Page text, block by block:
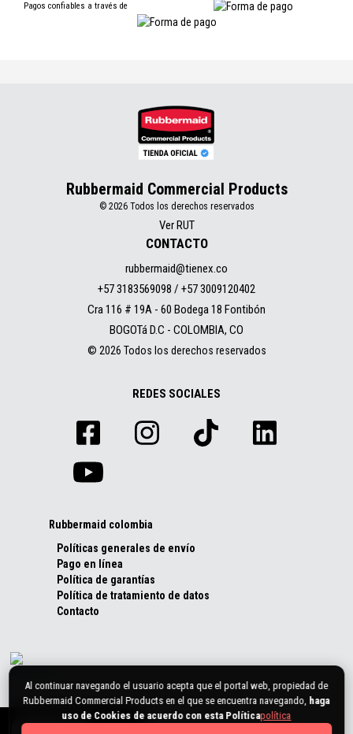
Pagos confiables a través de
Rubbermaid Commercial Products
© 2026 Todos los derechos reservados
Ver RUT
CONTACTO
rubbermaid@tienex.co
+57 3183569098 / +57 3009120402
Cra 116 # 19A - 60 Bodega 18 Fontibón
BOGOTá D.C - COLOMBIA, CO
© 2026 Todos los derechos reservados
REDES SOCIALES
Rubbermaid colombia
Políticas generales de envío
Pago en línea
Política de garantías
Política de tratamiento de datos
Contacto
Al continuar navegando el usuario acepta que el portal web, propiedad de
Rubbermaid Commercial Products en el que se encuentra navegando, haga
uso de Cookies de acuerdo con esta Políticapolítica